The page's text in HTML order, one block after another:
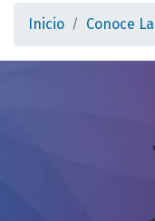
Inicio Conoce